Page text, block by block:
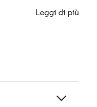
reparto assicurativo
Leggi di più